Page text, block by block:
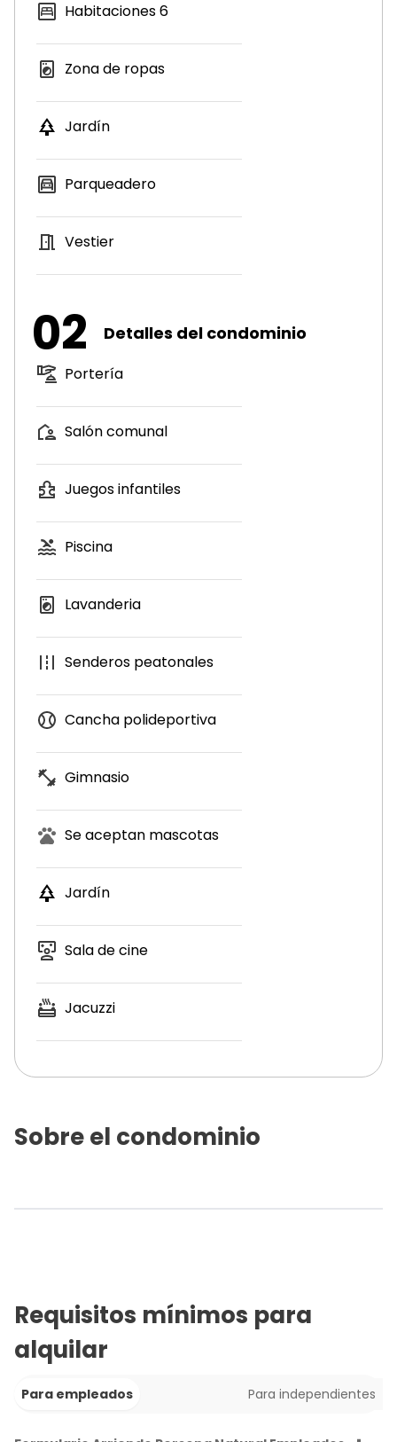
Habitaciones6
Zona de ropas
Jardín
Parqueadero
Vestier
02 Detalles del condominio
Portería
Salón comunal
Juegos infantiles
Piscina
Lavanderia
Senderos peatonales
Cancha polideportiva
Gimnasio
Se aceptan mascotas
Jardín
Sala de cine
Jacuzzi
Sobre el condominio
Requisitos mínimos para
alquilar
Para empleados Para independientes